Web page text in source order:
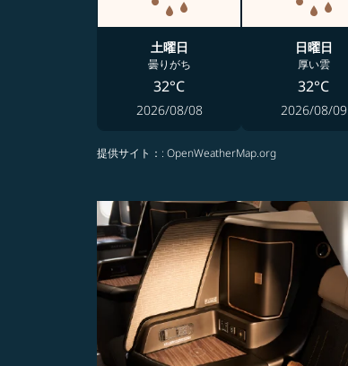
土曜日
曇りがち
32°C
2026/08/08
日曜日
厚い雲
32°C
2026/08/09
提供サイト： : OpenWeatherMap.org